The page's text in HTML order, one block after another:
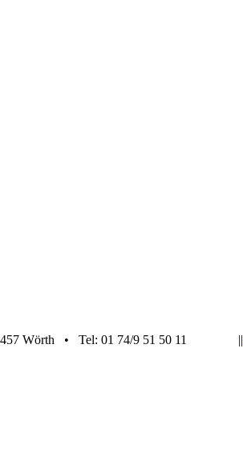
| 85457 Wörth • Tel: 01 74/9 51 50 11 ||